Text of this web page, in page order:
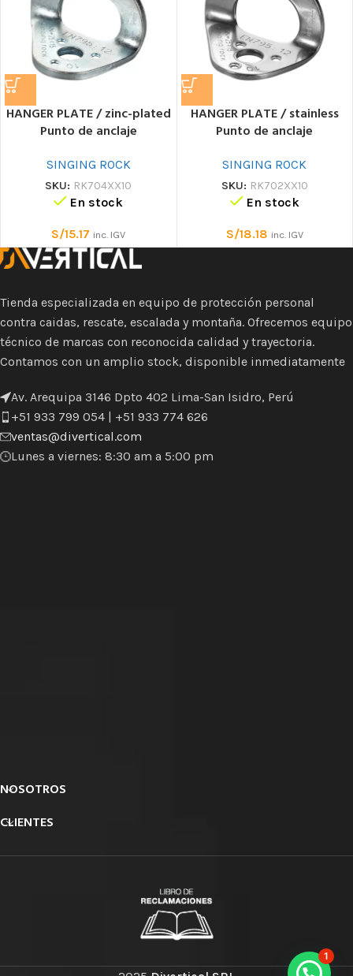
HANGER PLATE / zinc-plated
Punto de anclaje
SINGING ROCK
SKU: RK704XX10
En stock
S/15.17 inc. IGV
HANGER PLATE / stainless
Punto de anclaje
SINGING ROCK
SKU: RK702XX10
En stock
S/18.18 inc. IGV
Tienda especializada en equipo de protección personal
contra caidas, rescate, escalada y montaña. Ofrecemos equipo
técnico de marcas con reconocida calidad y trayectoria.
Contamos con un amplio stock, disponible inmediatamente
Av. Arequipa 3146 Dpto 402 Lima-San Isidro, Perú
+51 933 799 054 | +51 933 774 626
ventas@divertical.com
Lunes a viernes: 8:30 am a 5:00 pm
NOSOTROS
CLIENTES
1